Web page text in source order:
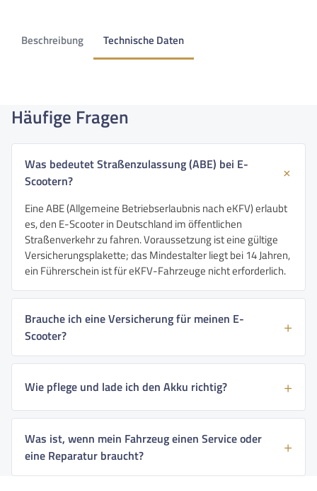
Beschreibung Technische Daten
Häufige Fragen
Was bedeutet Straßenzulassung (ABE) bei E-
Scootern?
Eine ABE (Allgemeine Betriebserlaubnis nach eKFV) erlaubt
es, den E-Scooter in Deutschland im öffentlichen
Straßenverkehr zu fahren. Voraussetzung ist eine gültige
Versicherungsplakette; das Mindestalter liegt bei 14 Jahren,
ein Führerschein ist für eKFV-Fahrzeuge nicht erforderlich.
Brauche ich eine Versicherung für meinen E-
Scooter?
Wie pflege und lade ich den Akku richtig?
Was ist, wenn mein Fahrzeug einen Service oder
eine Reparatur braucht?